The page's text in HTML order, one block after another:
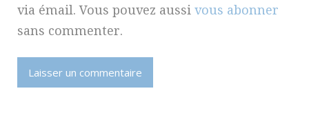
via émail. Vous pouvez aussi vous abonner
sans commenter.